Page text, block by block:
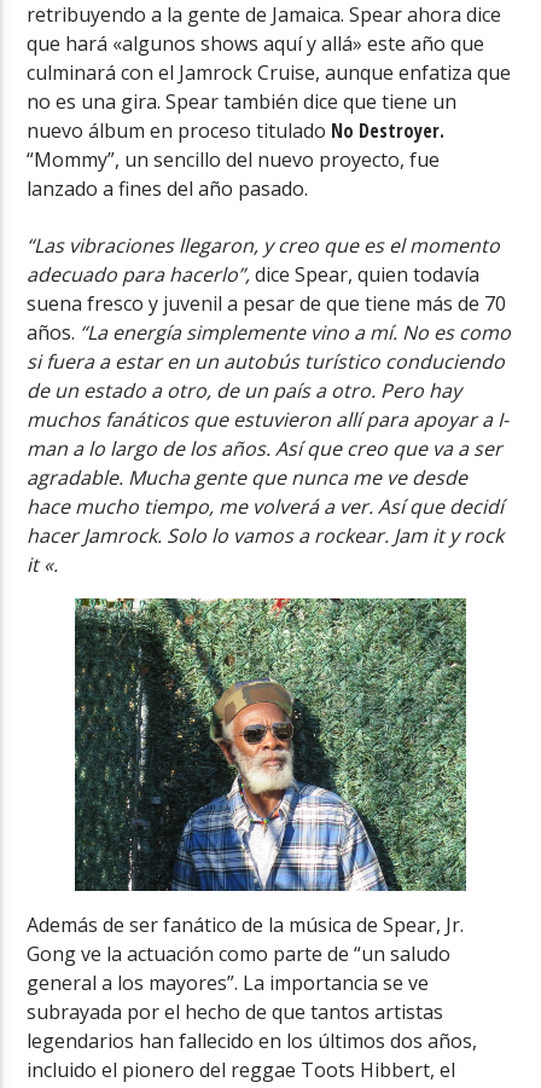
retribuyendo a la gente de Jamaica. Spear ahora dice
que hará «algunos shows aquí y allá» este año que
culminará con el Jamrock Cruise, aunque enfatiza que
no es una gira. Spear también dice que tiene un
nuevo álbum en proceso titulado No Destroyer.
“Mommy”, un sencillo del nuevo proyecto, fue
lanzado a fines del año pasado.
“Las vibraciones llegaron, y creo que es el momento
adecuado para hacerlo”,dice Spear, quien todavía
suena fresco y juvenil a pesar de que tiene más de 70
años. “La energía simplemente vino a mí. No es como
si fuera a estar en un autobús turístico conduciendo
de un estado a otro, de un país a otro. Pero hay
muchos fanáticos que estuvieron allí para apoyar a I-
man a lo largo de los años. Así que creo que va a ser
agradable. Mucha gente que nunca me ve desde
hace mucho tiempo, me volverá a ver. Así que decidí
hacer Jamrock. Solo lo vamos a rockear. Jam it y rock
it «.
Además de ser fanático de la música de Spear, Jr.
Gong ve la actuación como parte de “un saludo
general a los mayores”. La importancia se ve
subrayada por el hecho de que tantos artistas
legendarios han fallecido en los últimos dos años,
incluido el pionero del reggae Toots Hibbert, el